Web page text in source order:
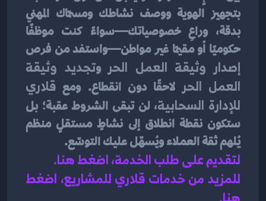
حكوميًا أو مقيمًا غير مواطن—واستفد من فرص
إصدار وثيقة العمل الحر و
العمل الحر لاحقًا دون انقطاع. ومع
للإدارة السحابية
يُلهم ثقة العملاء ويُسهّل عليك التوسّع.
لتقديم على طلب الخدمة، اضغط هنا.